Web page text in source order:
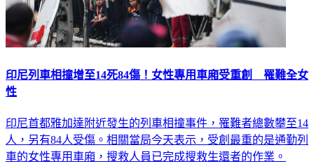
印尼列車相撞增至14死84傷！女性專用車廂受重創 罹難全女
印尼首都雅加達附近發生的列車相撞事件，罹難者總數攀至14
人，另有84人受傷。相關當局今天表示，受創最重的是通勤列